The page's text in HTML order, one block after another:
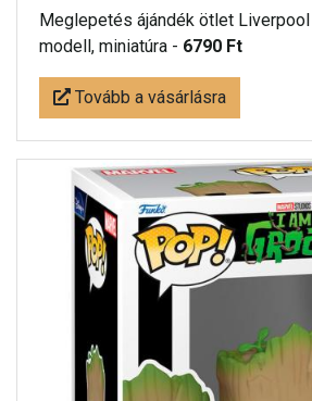
Meglepetés ájándék ötlet
modell, miniatúra - 6790 Ft
Tovább a vásárlásra